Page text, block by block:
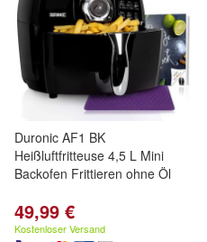
Duronic AF1 BK
Heißluftfritteuse 4,5 L Mini
Backofen Frittieren ohne Öl
49,99 €
Kostenloser Versand